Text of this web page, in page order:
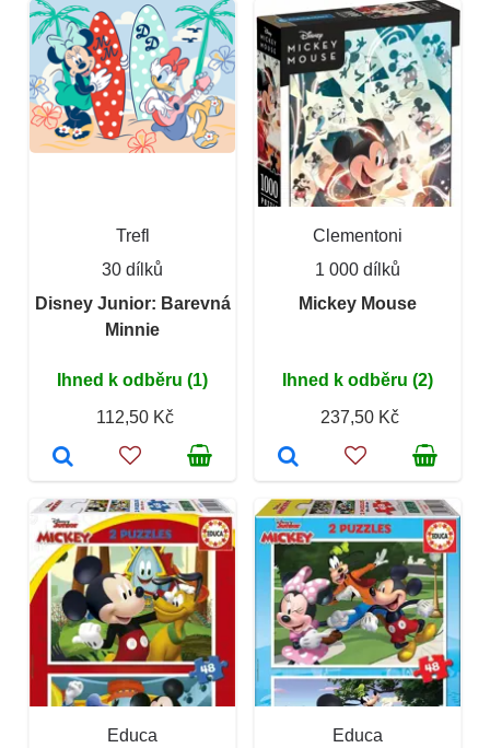
Trefl
30 dílků
Disney Junior: Barevná
Minnie
Ihned k odběru (1)
112,50 Kč
Clementoni
1 000 dílků
Mickey Mouse
Ihned k odběru (2)
237,50 Kč
Educa
Educa